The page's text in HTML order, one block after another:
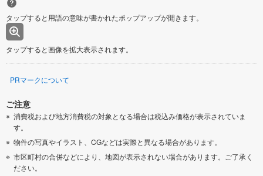
タップすると用語の意味が書かれたポップアップが開きます。
タップすると画像を拡大表示されます。
PRマークについて
ご注意
消費税および地方消費税の対象となる場合は税込み価格が表示されていま
す。
物件の写真やイラスト、CGなどは実際と異なる場合があります。
市区町村の合併などにより、地図が表示されない場合があります。ご了承く
ださい。